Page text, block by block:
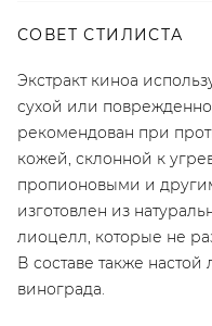
СОВЕТ СТИЛИСТА
Экстракт киноа
сухой или
рекомендован при
кожей, склонной к
пропионовыми и
изготовлен из
лиоцелл, которые не
В составе также настой
винограда.